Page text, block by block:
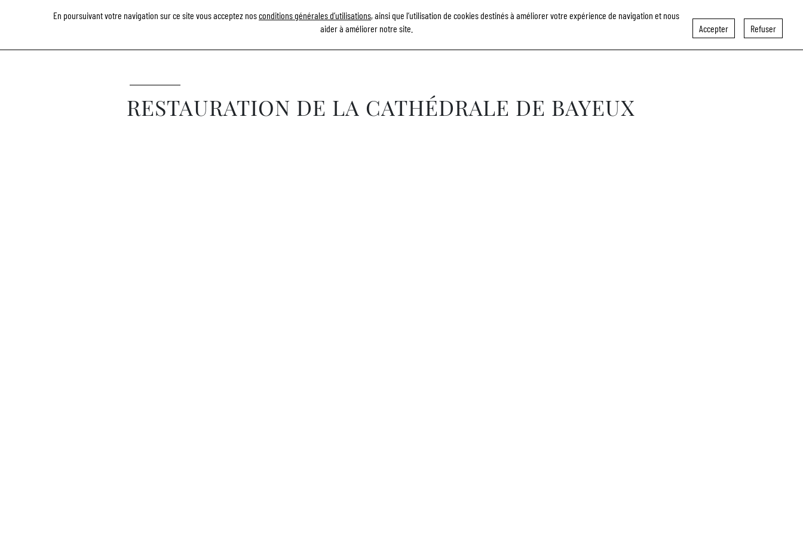
En poursuivant votre navigation sur ce site vous acceptez nosconditions générales d’utilisations, ainsi que l’utilisation de cookies destinés à améliorer votre expérience de navigation et nous
aider à améliorer notre site.
Accepter Refuser
Lefèvre - Menu FR
PRÉSENTATION SAVOIR-FAIRE RÉFÉRENCES ACTUALITÉS RECRUTEMENT CONTACT
RESTAURATION DE LA CATHÉDRALE DE BAYEUX